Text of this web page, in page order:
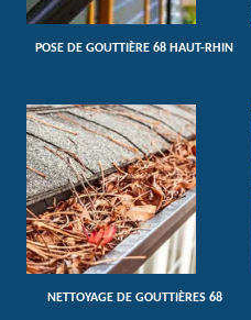
POSE DE GOUTTIÈRE 68 HAUT-RHIN
NETTOYAGE DE GOUTTIÈRES 68